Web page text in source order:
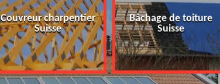
Couvreur charpentier
Suisse
Bâchage de toiture
Suisse